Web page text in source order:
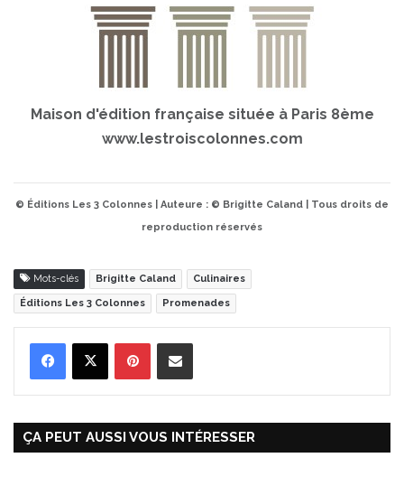
Maison d'édition française située à Paris 8ème
www.lestroiscolonnes.com
© Éditions Les 3 Colonnes | Auteure : © Brigitte Caland | Tous droits de
reproduction réservés
Mots-clés Brigitte Caland Culinaires
Éditions Les 3 Colonnes Promenades
ÇA PEUT AUSSI VOUS INTÉRESSER